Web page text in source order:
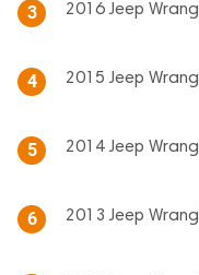
3 2016 Jeep
4 2015 Jeep
5 2014 Jeep
6 2013 Jeep